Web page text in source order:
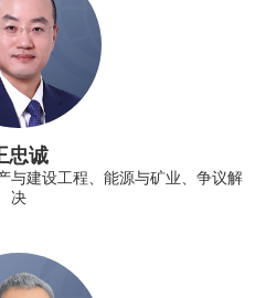
忠诚
与建设工程、能源与矿业、争议解
决